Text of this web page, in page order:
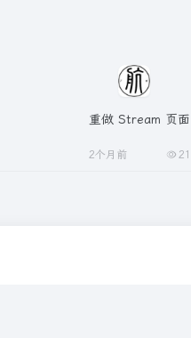
重做 Stream 页面
2个月前 21